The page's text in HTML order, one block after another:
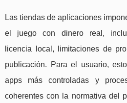
Las tiendas de aplicaciones
el juego con dinero real,
licencia local, limitaciones de
publicación. Para el usuario,
apps más controladas y
coherentes con la normativa del